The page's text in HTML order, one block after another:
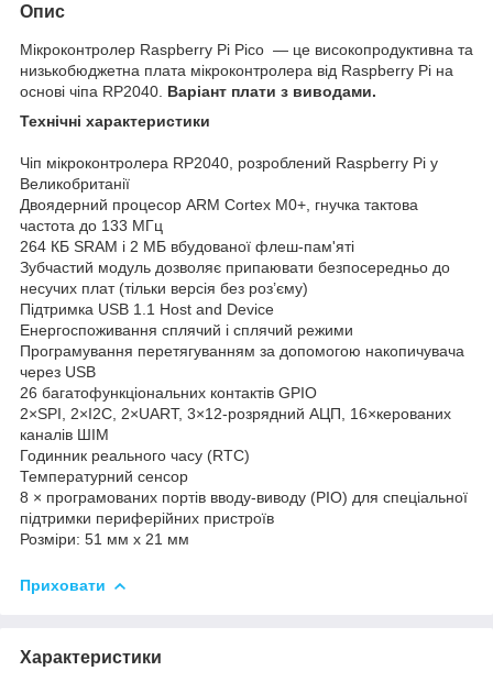
Опис
Мікроконтролер Raspberry Pi Pico — це високопродуктивна та
низькобюджетна плата мікроконтролера від Raspberry Pi на
основі чіпа RP2040. Варіант плати з виводами.
Технічні характеристики
Чіп мікроконтролера RP2040, розроблений Raspberry Pi у
Великобританії
Двоядерний процесор ARM Cortex M0+, гнучка тактова
частота до 133 МГц
264 КБ SRAM і 2 МБ вбудованої флеш-пам'яті
Зубчастий модуль дозволяє припаювати безпосередньо до
несучих плат (тільки версія без роз’єму)
Підтримка USB 1.1 Host and Device
Енергоспоживання сплячий і сплячий режими
Програмування перетягуванням за допомогою накопичувача
через USB
26 багатофункціональних контактів GPIO
2×SPI, 2×I2C, 2×UART, 3×12-розрядний АЦП, 16×керованих
каналів ШІМ
Годинник реального часу (RTC)
Температурний сенсор
8 × програмованих портів вводу-виводу (PIO) для спеціальної
підтримки периферійних пристроїв
Розміри: 51 мм х 21 мм
Приховати
Характеристики